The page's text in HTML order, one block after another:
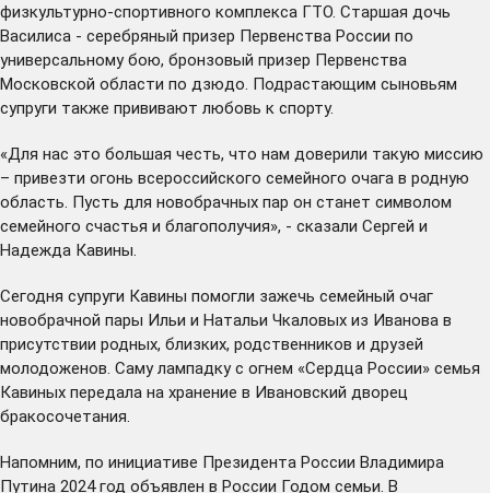
физкультурно-спортивного комплекса ГТО. Старшая дочь
Василиса - серебряный призер Первенства России по
универсальному бою, бронзовый призер Первенства
Московской области по дзюдо. Подрастающим сыновьям
супруги также прививают любовь к спорту.
«Для нас это большая честь, что нам доверили такую миссию
– привезти огонь всероссийского семейного очага в родную
область. Пусть для новобрачных пар он станет символом
семейного счастья и благополучия», - сказали Сергей и
Надежда Кавины.
Сегодня супруги Кавины помогли зажечь семейный очаг
новобрачной пары Ильи и Натальи Чкаловых из Иванова в
присутствии родных, близких, родственников и друзей
молодоженов. Саму лампадку с огнем «Сердца России» семья
Кавиных передала на хранение в Ивановский дворец
бракосочетания.
Напомним, по инициативе Президента России Владимира
Путина 2024 год объявлен в России Годом семьи. В